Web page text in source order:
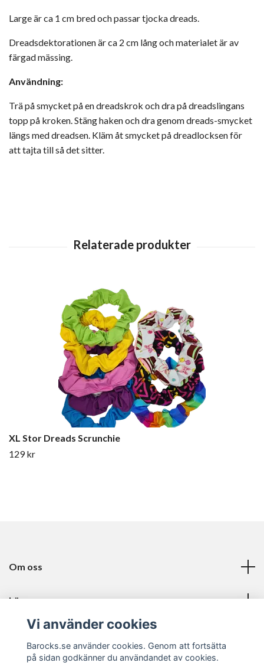
Large är ca 1 cm bred och passar tjocka dreads.
Dreadsdektorationen är ca 2 cm lång och materialet är av
färgad mässing.
Användning:
Trä på smycket på en dreadskrok och dra på dreadslingans
topp på kroken. Stäng haken och dra genom dreads-smycket
längs med dreadsen. Kläm åt smycket på dreadlocksen för
att tajta till så det sitter.
XL Stor Dreads Scrunchie
129 kr
Om oss
Läs mer
Vi använder cookies
Barocks.se använder cookies. Genom att fortsätta
på sidan godkänner du användandet av cookies.